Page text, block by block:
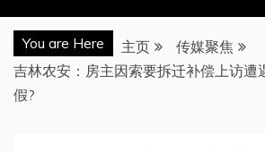
You are Here 主页
传媒聚焦
吉林农安：房主因索要拆迁补偿上访遭
假?